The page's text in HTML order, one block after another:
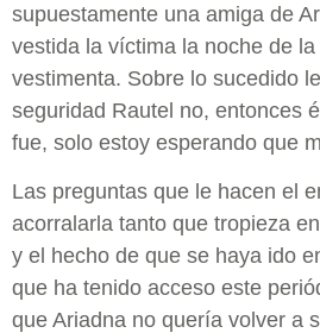
supuestamente una amiga de
vestida la víctima la noche de
vestimenta. Sobre lo sucedido
seguridad Rautel no, entonces
fue, solo estoy esperando que
Las preguntas que le hacen el
acorralarla tanto que tropieza
y el hecho de que se haya ido
que ha tenido acceso este
que Ariadna no quería volver a